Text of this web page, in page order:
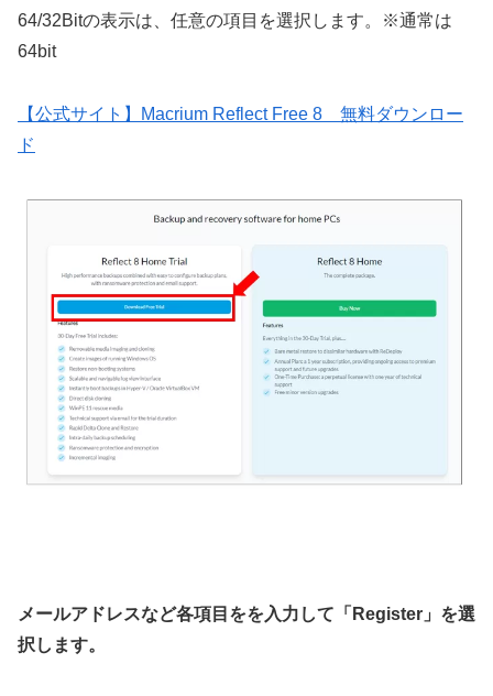
64/32Bitの表示は、任意の項目を選択します。※通常は
64bit
【公式サイト】Macrium Reflect Free 8 無料ダウンロー
ド
メールアドレスなど各項目をを入力して「Register」を選
択します。